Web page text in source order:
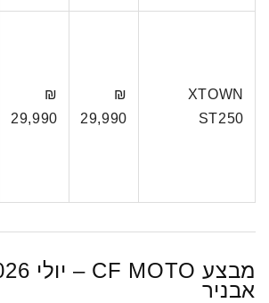
XTOWN
ST250
₪
29,990
₪
29,990
אבניר